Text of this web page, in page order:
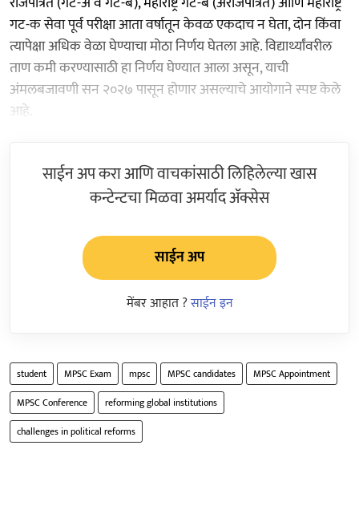
गट-क सेवा पूर्व परीक्षा आता वर्षातून केवळ एकदाच न घेता, दोन किंवा
त्यापेक्षा अधिक वेळा घेण्याचा मोठा निर्णय घेतला आहे. विद्यार्थ्यांवरील
ताण कमी करण्यासाठी हा निर्णय घेण्यात आला असून, याची
अंमलबजावणी सन २०२७ पासून होणार असल्याचे आयोगाने स्पष्ट केले
आहे.
साईन अप करा आणि वाचकांसाठी लिहिलेल्या खास
कन्टेन्टचा मिळवा अमर्याद ॲक्सेस
साईन अप
मेंबर आहात ?साईन इन
student MPSC Exam mpsc MPSC candidates
MPSC Appointment
MPSC Conference
reforming global institutions
challenges in political reforms